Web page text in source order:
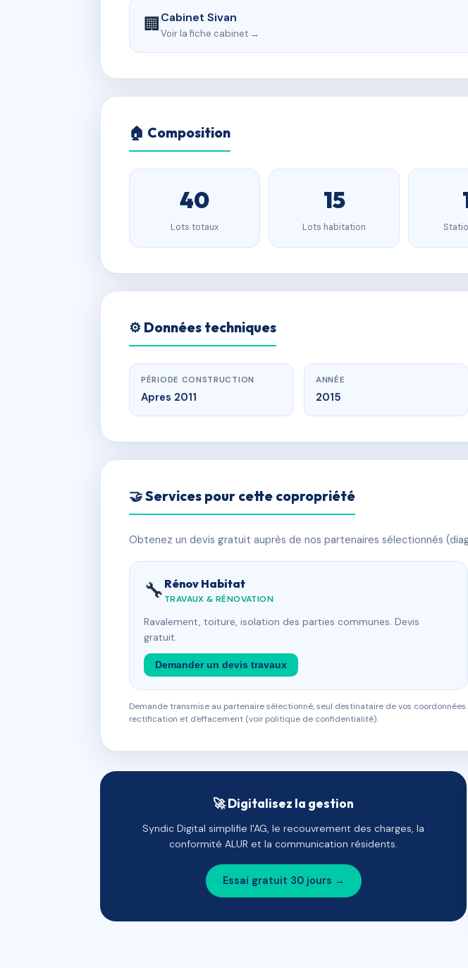
🏢Cabinet Sivan
Voir la fiche cabinet →
🏠 Composition
40
Lots totaux
15
Lots habitation
⚙️ Données techniques
PÉRIODE CONSTRUCTION
Apres 2011
ANNÉE
2015
🤝 Services pour cette copropriété
Obtenez un devis gratuit auprès de nos partenaires sélectionnés
🔧 Rénov Habitat
TRAVAUX & RÉNOVATION
Ravalement, toiture, isolation des parties communes. Devis
gratuit.
Demander un devis travaux
Demande transmise au partenaire sélectionné, seul destinataire de vos
rectification et d'effacement (voir politique de confidentialité).
🚀 Digitalisez la gestion
Syndic Digital simplifie l'AG, le recouvrement des charges, la
conformité ALUR et la communication résidents.
Essai gratuit 30 jours →